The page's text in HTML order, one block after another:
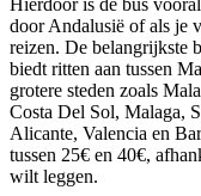
Hierdoor is de bus
door Andalusië of als je
reizen. De belangrijkste
biedt ritten aan tussen
grotere steden zoals
Costa Del Sol, Malaga,
Alicante, Valencia en
tussen 25€ en 40€,
wilt leggen.